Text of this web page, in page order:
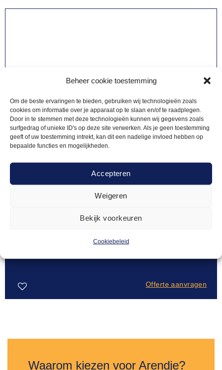
Beheer cookie toestemming
Om de beste ervaringen te bieden, gebruiken wij technologieën zoals
cookies om informatie over je apparaat op te slaan en/of te raadplegen.
Door in te stemmen met deze technologieën kunnen wij gegevens zoals
surfgedrag of unieke ID's op deze site verwerken. Als je geen toestemming
geeft of uw toestemming intrekt, kan dit een nadelige invloed hebben op
bepaalde functies en mogelijkheden.
Accepteren
Weigeren
Bekijk voorkeuren
Cookiebeleid
Podiumdeel 2x1m 60cm hoog
Offerte aanvragen
Waarom kiezen voor Arendje?